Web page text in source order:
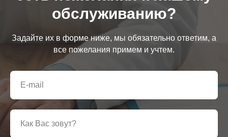
обслуживанию?
Задайте их в форме ниже, мы обязательно ответим, а
все пожелания примем и учтем.